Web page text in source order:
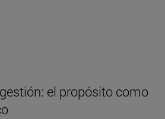
el propósito como